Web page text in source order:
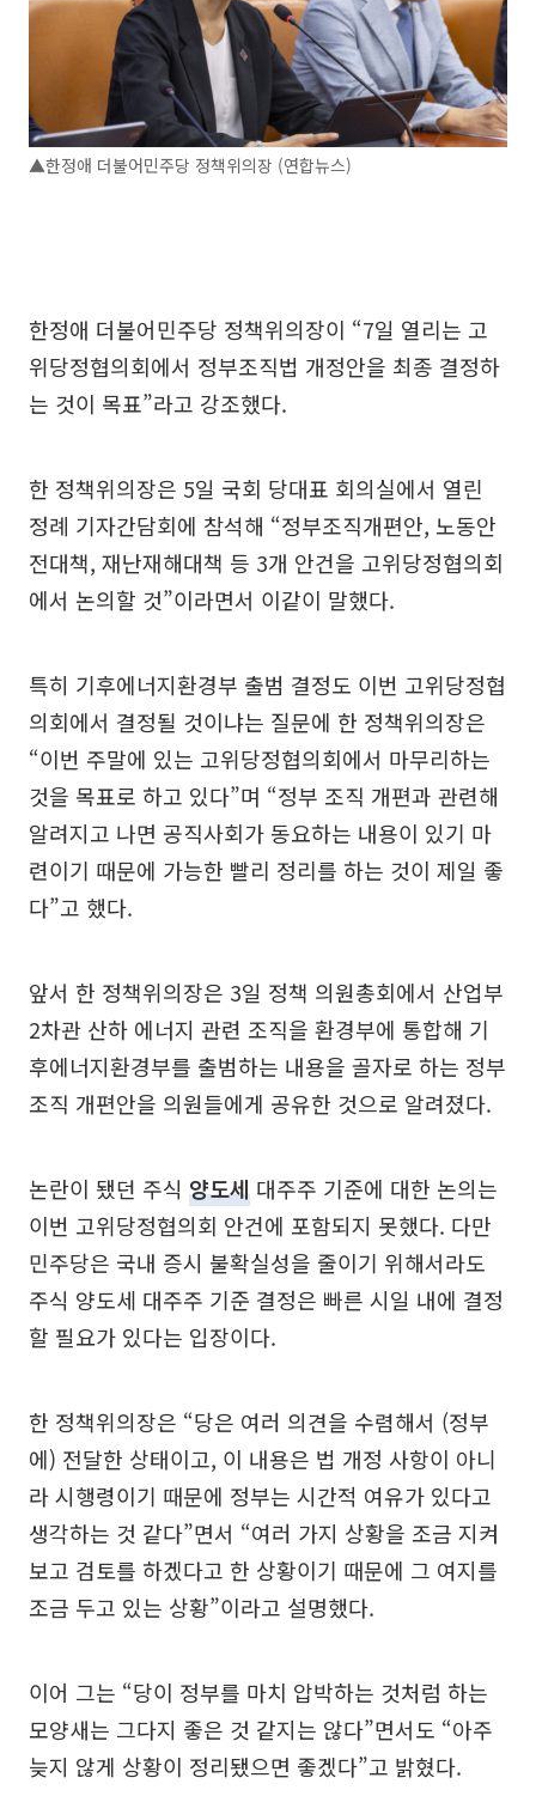
▲한정애 더불어민주당 정책위의장 (연합뉴스)
한정애 더불어민주당 정책위의장이 “7일 열리는 고
위당정협의회에서 정부조직법 개정안을 최종 결정하
는 것이 목표”라고 강조했다.
한 정책위의장은 5일 국회 당대표 회의실에서 열린
정례 기자간담회에 참석해 “정부조직개편안, 노동안
전대책, 재난재해대책 등 3개 안건을 고위당정협의회
에서 논의할 것”이라면서 이같이 말했다.
특히 기후에너지환경부 출범 결정도 이번 고위당정협
의회에서 결정될 것이냐는 질문에 한 정책위의장은
“이번 주말에 있는 고위당정협의회에서 마무리하는
것을 목표로 하고 있다”며 “정부 조직 개편과 관련해
알려지고 나면 공직사회가 동요하는 내용이 있기 마
련이기 때문에 가능한 빨리 정리를 하는 것이 제일 좋
다”고 했다.
앞서 한 정책위의장은 3일 정책 의원총회에서 산업부
2차관 산하 에너지 관련 조직을 환경부에 통합해 기
후에너지환경부를 출범하는 내용을 골자로 하는 정부
조직 개편안을 의원들에게 공유한 것으로 알려졌다.
논란이 됐던 주식 양도세 대주주 기준에 대한 논의는
이번 고위당정협의회 안건에 포함되지 못했다. 다만
민주당은 국내 증시 불확실성을 줄이기 위해서라도
주식 양도세 대주주 기준 결정은 빠른 시일 내에 결정
할 필요가 있다는 입장이다.
한 정책위의장은 “당은 여러 의견을 수렴해서 (정부
에) 전달한 상태이고, 이 내용은 법 개정 사항이 아니
라 시행령이기 때문에 정부는 시간적 여유가 있다고
생각하는 것 같다”면서 “여러 가지 상황을 조금 지켜
보고 검토를 하겠다고 한 상황이기 때문에 그 여지를
조금 두고 있는 상황”이라고 설명했다.
이어 그는 “당이 정부를 마치 압박하는 것처럼 하는
모양새는 그다지 좋은 것 같지는 않다”면서도 “아주
늦지 않게 상황이 정리됐으면 좋겠다”고 밝혔다.